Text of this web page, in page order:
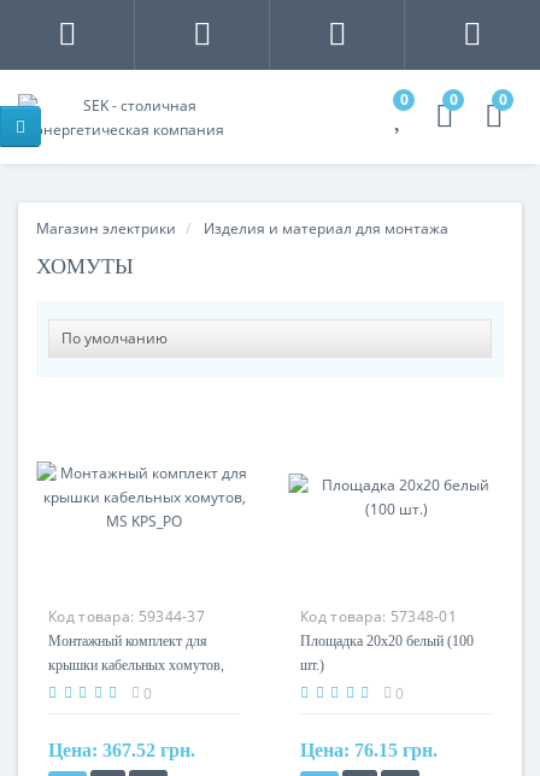
0 0 0
Магазин электрики Изделия и материал для монтажа
ХОМУТЫ
Код товара: 59344-37
Монтажный комплект для
крышки кабельных хомутов,
MS KPS_PO
0
Цена: 367.52 грн.
Код товара: 57348-01
Площадка 20х20 белый (100
шт.)
0
Цена: 76.15 грн.